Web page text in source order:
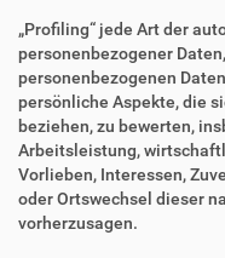
„Profiling“ jede Art der
personenbezogener
personenbezogenen
persönliche Aspekte, die
beziehen, zu bewerten,
Arbeitsleistung,
Vorlieben, Interessen,
oder Ortswechsel dieser
vorherzusagen.